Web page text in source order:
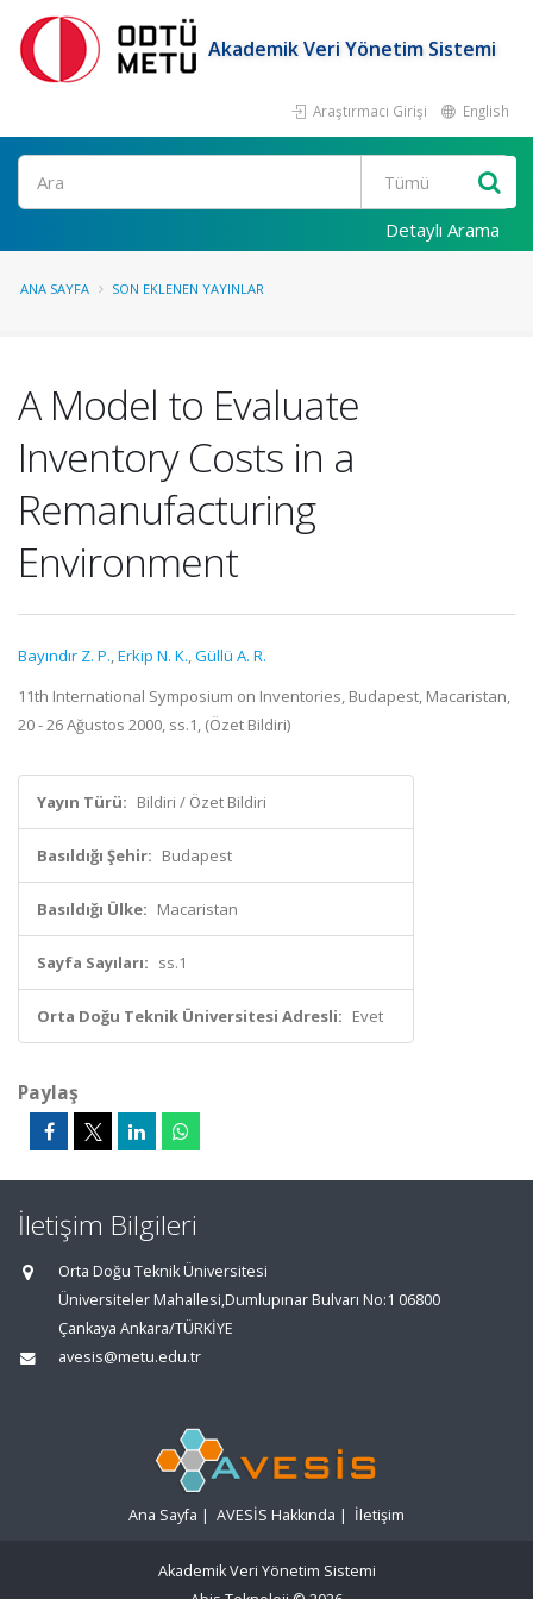
Akademik Veri Yönetim Sistemi
Araştırmacı Girişi English
Ara
Detaylı Arama
ANA SAYFA SON EKLENEN YAYINLAR
A Model to Evaluate
Inventory Costs in a
Remanufacturing
Environment
Bayındır Z. P.,Erkip N. K.,Güllü A. R.
11th International Symposium on Inventories, Budapest, Macaristan,
20 - 26 Ağustos 2000, ss.1, (Özet Bildiri)
Yayın Türü: Bildiri / Özet Bildiri
Basıldığı Şehir: Budapest
Basıldığı Ülke: Macaristan
Sayfa Sayıları: ss.1
Orta Doğu Teknik Üniversitesi Adresli: Evet
Paylaş
İletişim Bilgileri
Orta Doğu Teknik Üniversitesi
Üniversiteler Mahallesi,Dumlupınar Bulvarı No:1 06800
Çankaya Ankara/TÜRKİYE
avesis@metu.edu.tr
Ana Sayfa | AVESİS Hakkında | İletişim
Akademik Veri Yönetim Sistemi